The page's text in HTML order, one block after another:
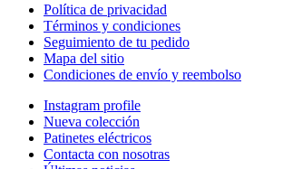
Política de privacidad
Términos y condiciones
Seguimiento de tu pedido
Mapa del sitio
Condiciones de envío y reembolso
Instagram profile
Nueva colección
Patinetes eléctricos
Contacta con nosotras